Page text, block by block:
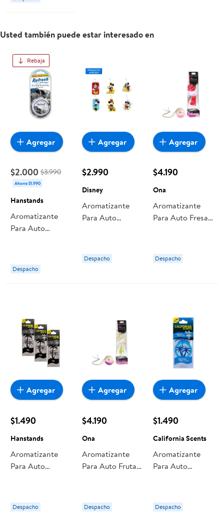
Usted también puede estar interesado en
Rebaja
$2.000 $3.990
Ahorra $1.990
Hanstands
Aromatizante
Para Auto
Nuevo
Hanstands
Despacho
Agregar
$2.990
Disney
Aromatizante
Para Auto
Despacho
Agregar
$4.190
Ona
Aromatizante
Para Auto Fresa 1
Despacho
Agregar
$1.490
Hanstands
Aromatizante
Para Auto
Despacho
Agregar
$4.190
Ona
Aromatizante
Para Auto Frutas
Despacho
Agregar
$1.490
California Scents
Aromatizante
Para Auto
E302708600
California Scents
Despacho
Agregar